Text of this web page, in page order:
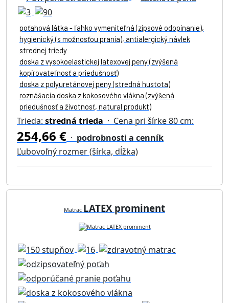
poťahová látka - ľahko vymeniteľná (zipsové odopínanie),
hygienický (s možnosťou prania), antialergický návlek
strednej triedy
doska z vysokoelastickej latexovej peny (zvýšená
kopírovateľnosť a priedušnosť)
doska z polyuretánovej peny (stredná hustota)
roznášacia doska z kokosového vlákna (zvýšená
priedušnosť a životnosť, natural produkt)
Trieda: stredná trieda · Cena pri šírke 80 cm:
254,66 € · podrobnosti a cenník
Ľubovoľný rozmer (šírka, dĺžka)
Matrac LATEX prominent